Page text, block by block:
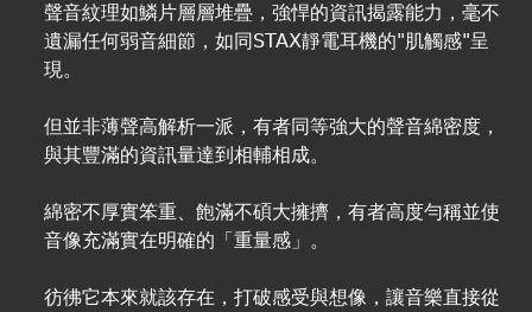
聲音紋理如鱗片層層堆疊，強悍的資訊揭露能力，毫不
遺漏任何弱音細節，如同STAX靜電耳機的"肌觸感"呈
現。
但並非薄聲高解析一派，有者同等強大的聲音綿密度，
與其豐滿的資訊量達到相輔相成。
綿密不厚實笨重、飽滿不碩大擁擠，有者高度勻稱並使
音像充滿實在明確的「重量感」。
彷彿它本來就該存在，打破感受與想像，讓音樂直接從